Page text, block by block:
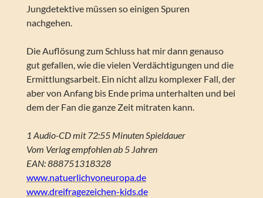
Jungdetektive müssen so einigen Spuren
nachgehen.
Die Auflösung zum Schluss hat mir dann genauso
gut gefallen, wie die vielen Verdächtigungen und die
Ermittlungsarbeit. Ein nicht allzu komplexer Fall, der
aber von Anfang bis Ende prima unterhalten und bei
dem der Fan die ganze Zeit mitraten kann.
1 Audio-CD mit 72:55 Minuten Spieldauer
Vom Verlag empfohlen ab 5 Jahren
EAN: 888751318328
www.natuerlichvoneuropa.de
www.dreifragezeichen-kids.de